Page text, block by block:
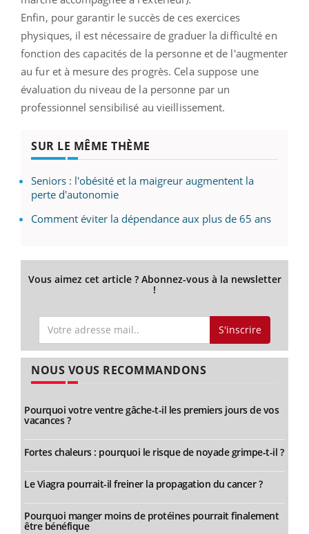
Enfin, pour garantir le succès de ces exercices
physiques, il est nécessaire de graduer la difficulté en
fonction des capacités de la personne et de l'augmenter
au fur et à mesure des progrès. Cela suppose une
évaluation du niveau de la personne par un
professionnel sensibilisé au vieillissement.
SUR LE MÊME THÈME
Seniors : l'obésité et la maigreur augmentent la
perte d'autonomie
Comment éviter la dépendance aux plus de 65 ans
Vous aimez cet article ? Abonnez-vous à la newsletter
!
S'inscrire
NOUS VOUS RECOMMANDONS
Pourquoi votre ventre gâche-t-il les premiers jours de vos
vacances ?
Fortes chaleurs : pourquoi le risque de noyade grimpe-t-il ?
Le Viagra pourrait-il freiner la propagation du cancer ?
Pourquoi manger moins de protéines pourrait finalement
être bénéfique